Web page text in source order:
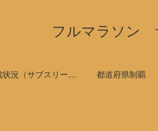
フルマラソン
達成状況（サブスリーで全国制覇） 都道府県制覇